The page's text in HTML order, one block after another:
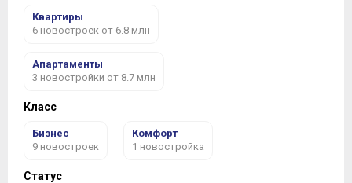
Квартиры
6 новостроек от 6.8 млн
Апартаменты
3 новостройки от 8.7 млн
Класс
Бизнес
9 новостроек
Комфорт
1 новостройка
Статус